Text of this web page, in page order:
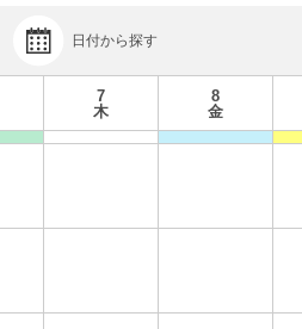
日付から探す
7
木
8
金